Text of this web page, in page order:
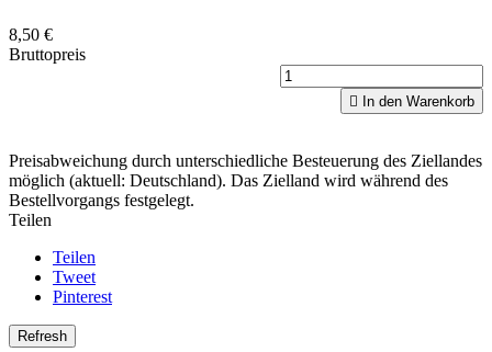
8,50 €
Bruttopreis
 In den Warenkorb
Preisabweichung durch unterschiedliche Besteuerung des Ziellandes
möglich (aktuell: Deutschland). Das Zielland wird während des
Bestellvorgangs festgelegt.
Teilen
Teilen
Tweet
Pinterest